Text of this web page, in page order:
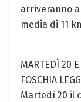
arriveranno
media di 11
MARTEDÌ 20
FOSCHIA
Martedì 20 il